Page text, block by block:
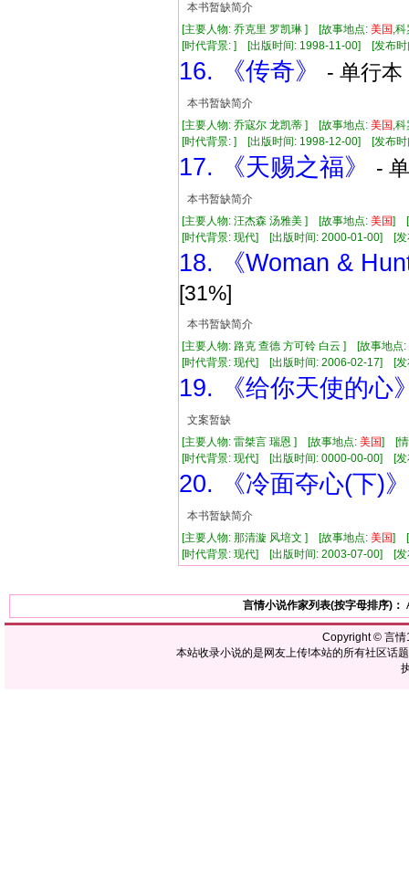
本书暂缺简介
[主要人物: 乔克里 罗凯琳 ] [故事地点: 美国 ,
[时代背景: ] [出版时间: 1998-11-00] [发布
16. 《传奇》 - 单行
本书暂缺简介
[主要人物: 乔寇尔 龙凯蒂 ] [故事地点: 美国 ,
[时代背景: ] [出版时间: 1998-12-00] [发布
17. 《天赐之福》 -
本书暂缺简介
[主要人物: 汪杰森 汤雅美 ] [故事地点: 美国] [
[时代背景: 现代] [出版时间: 2000-01-00] [
18. 《Woman &
[31%]
本书暂缺简介
[主要人物: 路克 查德 方可铃 白云 ] [故事地点:
[时代背景: 现代] [出版时间: 2006-02-17] [
19. 《给你天使的心
文案暂缺
[主要人物: 雷桀言 瑞恩 ] [故事地点: 美国] [情
[时代背景: 现代] [出版时间: 0000-00-00] [
20. 《冷面夺心(下)》
本书暂缺简介
[主要人物: 那清漩 风培文 ] [故事地点: 美国] [
[时代背景: 现代] [出版时间: 2003-07-00] [
言情小说作家列表(按字母排序)：
Copyright © 言情
本站收录小说的是网友上传!本站的所有社区话